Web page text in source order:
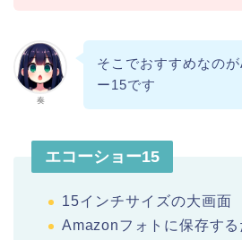
奏
そこでおすすめなの
ー15です
エコーショー15
15インチサイズの大画面
Amazonフォトに保存する